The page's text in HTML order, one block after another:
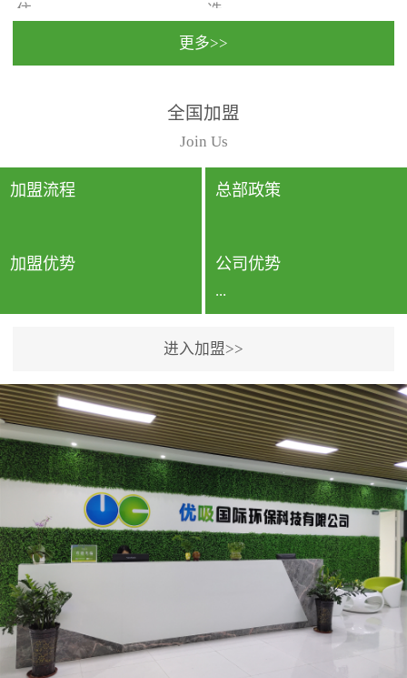
住...
动，人类长时间停留的室
内空间都有整体消毒的需
要。因为空间内人流携带
的、空气...
选...
行国家规定的标准检测方
法，空气采样量准确，检
测结果可靠，远胜于其他
检测...
更多>>
全国加盟
Join Us
加盟流程 总部政策
加盟优势 公司优势
...
专利保护优势、双甲资质
企业（“室内环境净化治理
甲级施工资质”“室内环境
污染治理资质等级证
书”）、拥有多名高级《环
境工程高级工程师》室内
空气治理资格认证的治理
人员、掌握室内空气净化
治理实用技术和五项专利
技术、八项计算机软件著
作权登记证书等。研发实
进入加盟>>